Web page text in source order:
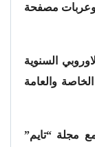
مصفحة
السنوية
والعامة
مجلة “تايم”